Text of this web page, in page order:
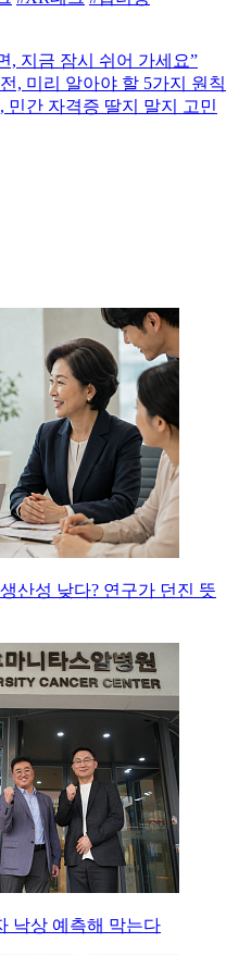
, 지금 잠시 쉬어 가세요”
, 미리 알아야 할 5가지 원칙
민간 자격증 딸지 말지 고민
산성 낮다? 연구가 던진 뜻
낙상 예측해 막는다